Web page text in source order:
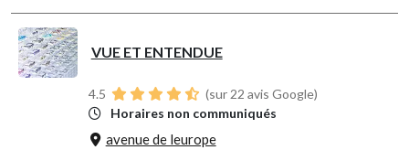
VUE ET ENTENDUE
4.5
(sur 22 avis Google)
Horaires non communiqués
avenue de leurope